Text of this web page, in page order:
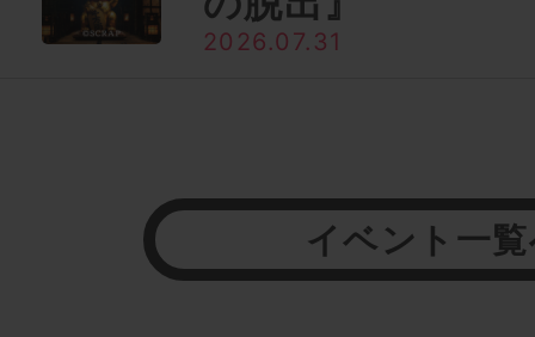
2026.07.31
イベント一